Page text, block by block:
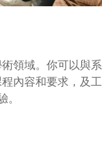
領域。你可以與系
內容和要求，及工